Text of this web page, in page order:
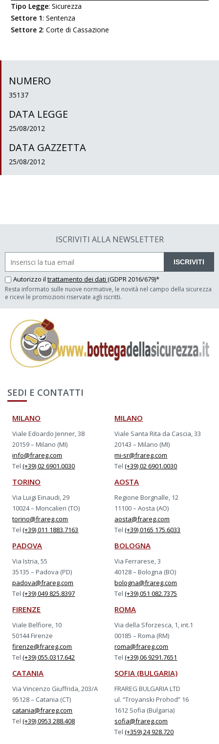
Tipo Legge:Sicurezza
Settore 1:Sentenza
Settore 2:Corte di Cassazione
NUMERO
35137
DATA LEGGE
25/08/2012
DATA GAZZETTA
25/08/2012
ISCRIVITI ALLA NEWSLETTER
ISCRIVITI
Autorizzo il trattamento dei dati (GDPR 2016/679)*
Resta informato sulle nuove normative, le novità nel campo della sicurezza
e ricevi le promozioni riservate agli iscritti.
SEDI E CONTATTI
MILANO
Viale Edoardo Jenner, 38
20159 – Milano (MI)
info@frareg.com
Tel(+39) 02 6901.0030
MILANO
Viale Santa Rita da Cascia, 33
20143 – Milano (MI)
mi-sr@frareg.com
Tel(+39) 02 6901.0030
TORINO
Via Luigi Einaudi, 29
10024 – Moncalieri (TO)
torino@frareg.com
Tel(+39) 011 1883.7163
AOSTA
Regione Borgnalle, 12
11100 – Aosta (AO)
aosta@frareg.com
Tel(+39) 0165 175.6033
PADOVA
Via Istria, 55
35135 – Padova (PD)
padova@frareg.com
Tel(+39) 049 825.8397
BOLOGNA
Via Ferrarese, 3
40128 – Bologna (BO)
bologna@frareg.com
Tel(+39) 051 082.7375
FIRENZE
Viale Belfiore, 10
50144 Firenze
firenze@frareg.com
Tel(+39) 055.0317.642
ROMA
Via della Sforzesca, 1, int.1
00185 – Roma (RM)
roma@frareg.com
Tel(+39) 06 9291.7651
CATANIA
Via Vincenzo Giuffrida, 203/A
95128 – Catania (CT)
catania@frareg.com
Tel(+39) 0953 288.408
SOFIA (BULGARIA)
FRAREG BULGARIA LTD
ul. “Troyanski Prohod” 16
1612 Sofia (Bulgaria)
sofia@frareg.com
Tel(+359) 24 928.720